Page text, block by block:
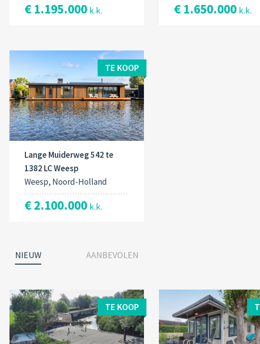
€ 1.195.000 k.k. € 1.650.000 k.k.
TE KOOP
Lange Muiderweg 542 te
1382 LC Weesp
Weesp, Noord-Holland
€ 2.100.000 k.k.
NIEUW AANBEVOLEN
TE KOOP